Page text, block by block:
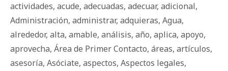
actividades, acude, adecuadas, adecuar, adicional,
Administración, administrar, adquieras, Agua,
alrededor, alta, amable, análisis, año, aplica, apoyo,
aprovecha, Área de Primer Contacto, áreas, artículos,
asesoría, Asóciate, aspectos, Aspectos legales,